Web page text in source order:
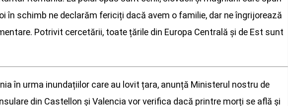
în schimb ne declarăm fericiți dacă avem o familie, dar ne îngrijorează
Potrivit cercetării, toate țările din Europa Centrală și de Est sunt
în urma inundațiilor care au lovit țara, anunță Ministerul nostru de
din Castellon și Valencia vor verifica dacă printre morți se află și